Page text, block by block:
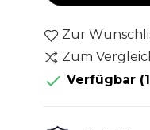
Zur
Zum
 Verfügbar